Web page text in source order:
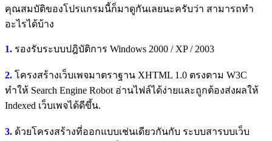
คุณสมบัติของโปรแกรมนี้ก็มาดูกันเลยนะครับว่า สามารถทำ
อะไรได้บ้าง
1. รองรับระบบปฎิบัติการ Windows 2000 / XP / 2003
2. โครงสร้างเว็บเพจมาตราฐาน XHTML 1.0 ตรงตาม W3C
ทำให้ Search Engine Robot อ่านไฟล์ได้ง่ายและถูกต้องส่งผลให้
Indexed เว็บเพจได้ดีขึ้น.
3. ด้วยโครงสร้างที่ออกแบบเช่นเดียวกันกับ ระบบสารบบเว็บ